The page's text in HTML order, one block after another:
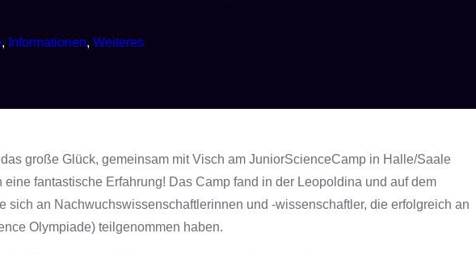
, Informationen, Weiteres
große Glück, gemeinsam mit Visch am JuniorScienceCamp in Halle/Saale
fantastische Erfahrung! Das Camp fand in der Leopoldina und auf dem
sich an Nachwuchswissenschaftlerinnen und -wissenschaftler, die erfolgreich an
Olympiade) teilgenommen haben.